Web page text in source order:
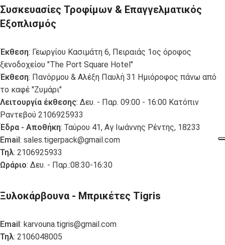
Συσκευασίες Τροφίμων & Επαγγελματικός
Εξοπλισμός
Έκθεση: Γεωργίου Κασιμάτη 6, Πειραιάς 1ος όροφος
ξενοδοχείου "The Port Square Hotel"
Έκθεση: Πανόρμου & Αλέξη Παυλή 31 Ημιόροφος πάνω από
το καφέ "Ζυμάρι"
Λειτουργία έκθεσης: Δευ. - Παρ. 09:00 - 16:00 Κατόπιν
Ραντεβού 2106925933
Έδρα - Αποθήκη: Ταύρου 41, Αγ Ιωάννης Ρέντης, 18233
Email: sales.tigerpack@gmail.com
Τηλ: 2106925933
Ωράριο: Δευ. - Παρ.:08:30-16:30
Ξυλοκάρβουνα - Μπρικέτες Tigris
Email: karvouna.tigris@gmail.com
Τηλ: 2106048005